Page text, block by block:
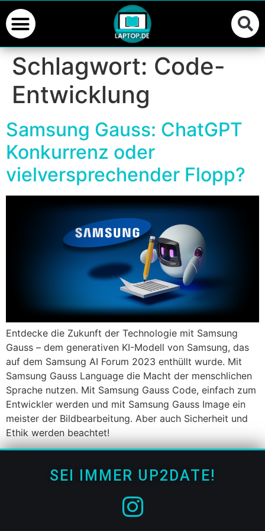
Schlagwort: Code-
Entwicklung
Samsung Gauss: ChatGPT
Konkurrenz oder
vielversprechender Flopp?
Entdecke die Zukunft der Technologie mit Samsung
Gauss – dem generativen KI-Modell von Samsung, das
auf dem Samsung AI Forum 2023 enthüllt wurde. Mit
Samsung Gauss Language die Macht der menschlichen
Sprache nutzen. Mit Samsung Gauss Code, einfach zum
Entwickler werden und mit Samsung Gauss Image ein
meister der Bildbearbeitung. Aber auch Sicherheit und
Ethik werden beachtet!
SEI IMMER UP2DATE!